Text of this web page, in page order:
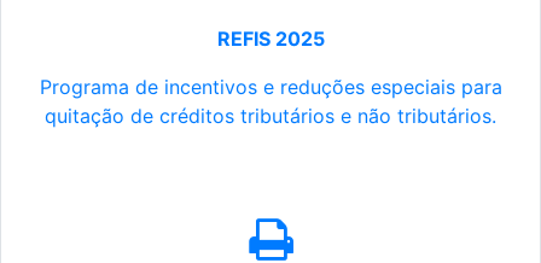
REFIS 2025
Programa de incentivos e reduções especiais para
quitação de créditos tributários e não tributários.